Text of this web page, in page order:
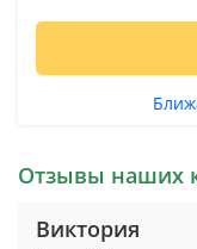
Отзывы наших
Виктория